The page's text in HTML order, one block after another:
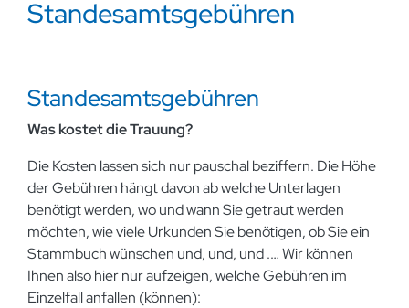
Standesamtsgebühren
Standesamtsgebühren
Was kostet die Trauung?
Die Kosten lassen sich nur pauschal beziffern. Die Höhe
der Gebühren hängt davon ab welche Unterlagen
benötigt werden, wo und wann Sie getraut werden
möchten, wie viele Urkunden Sie benötigen, ob Sie ein
Stammbuch wünschen und, und, und .… Wir können
Ihnen also hier nur aufzeigen, welche Gebühren im
Einzelfall anfallen (können):